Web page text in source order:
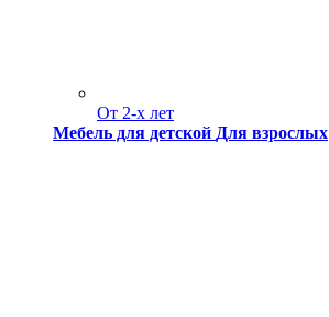
От 2-х лет
Мебель для детской Для взрослых